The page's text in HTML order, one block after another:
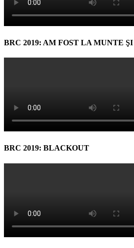
BRC 2019: AM FOST LA MUNTE
BRC 2019: BLACKOUT